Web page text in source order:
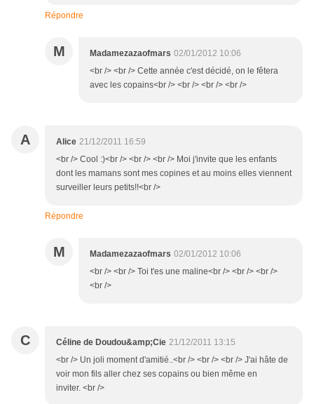
Répondre
M Madamezazaofmars 02/01/2012 10:06
<br /> <br /> Cette année c'est décidé, on le fêtera
avec les copains<br /> <br /> <br /> <br />
A Alice 21/12/2011 16:59
<br /> Cool :)<br /> <br /> <br /> Moi j'invite que les enfants
dont les mamans sont mes copines et au moins elles viennent
surveiller leurs petits!!<br />
Répondre
M Madamezazaofmars 02/01/2012 10:06
<br /> <br /> Toi t'es une maline<br /> <br /> <br />
<br />
C Céline de Doudou&amp;Cie 21/12/2011 13:15
<br /> Un joli moment d'amitié..<br /> <br /> <br /> J'ai hâte de
voir mon fils aller chez ses copains ou bien même en
inviter. <br />